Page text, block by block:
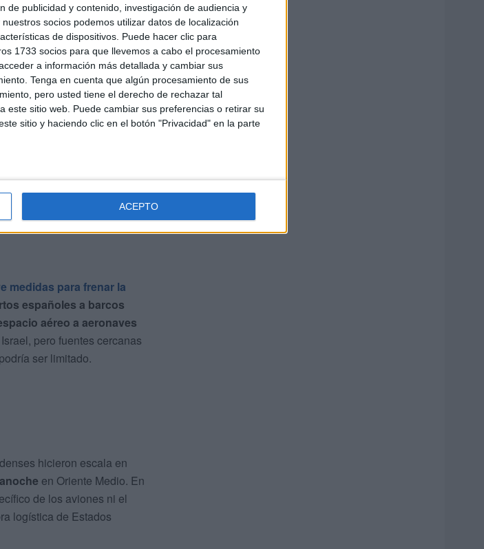
de publicidad y contenido, investigación de audiencia y
socios podemos utilizar datos de localización
de dispositivos. Puede hacer clic para
1733 socios para que llevemos a cabo el procesamiento
a información más detallada y cambiar sus
Tenga en cuenta que algún procesamiento de sus
pero usted tiene el derecho de rechazar tal
este sitio web. Puede cambiar sus preferencias o retirar su
sitio y haciendo clic en el botón "Privacidad" en la parte
ACEPTO
medidas para frenar la
españoles a barcos
aéreo a aeronaves
pero fuentes cercanas
ser limitado.
hicieron escala en
en Oriente Medio. En
de los aviones ni el
logística de Estados